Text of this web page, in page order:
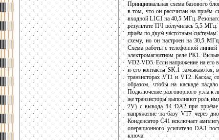
Принципиальная схема базового
в том, что он рассчитан на приём
входной L1C1 на 40,5 МГц.
результате ПЧ получилась 5,5
приём по двум частотным системам.
схему, но он настроен на 30,5
Схема работы с телефонной линией
электромагнитном реле РК1.
VD2-VD5. Если напряжение на его
и его контакты SK.1 замыкаются,
транзисторах VT1 и VT2. Каскад
образом, чтобы на каскаде
Подключение разговорного узла к
же транзисторы выполняют роль
2V) с вывода 14 DA2 при приёме
напряжение на базу VT7 через
Конденсатор С41 исключает
операционного усилителя DA3
ключа.